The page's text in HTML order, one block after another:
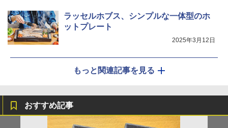
ラッセルホブス、シンプルな一体型のホ
ットプレート
2025年3月12日
もっと関連記事を見る
おすすめ記事